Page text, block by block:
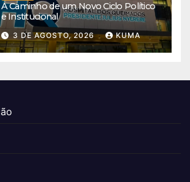
A Caminho de um Novo Ciclo Político
e Institucional
3 DE AGOSTO, 2026 KUMA